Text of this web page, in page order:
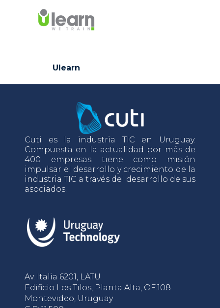
Ulearn
Cuti es la industria TIC en Uruguay.
Compuesta en la actualidad por más de
400 empresas tiene como misión
impulsar el desarrollo y crecimiento de la
industria TIC a través del desarrollo de sus
asociados.
Av. Italia 6201, LATU
Edificio Los Tilos, Planta Alta, OF.108
Montevideo, Uruguay